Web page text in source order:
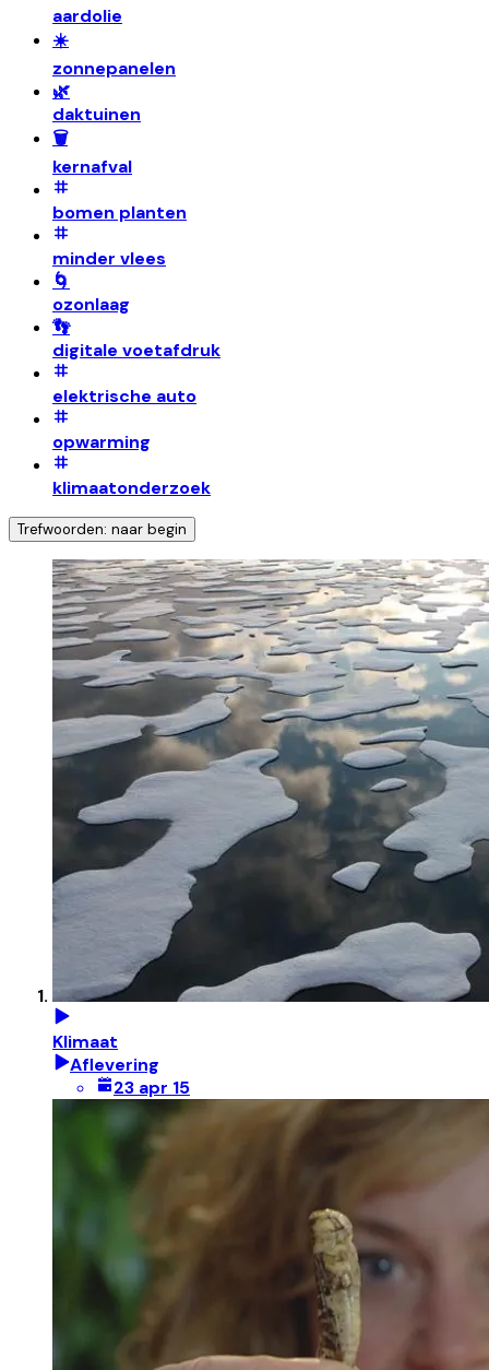
aardolie
☀️
zonnepanelen
🌿
daktuinen
🗑️
kernafval
bomen planten
minder vlees
🌀
ozonlaag
👣
digitale voetafdruk
elektrische auto
opwarming
klimaatonderzoek
Trefwoorden: naar begin
Klimaat
Aflevering
23 apr 15